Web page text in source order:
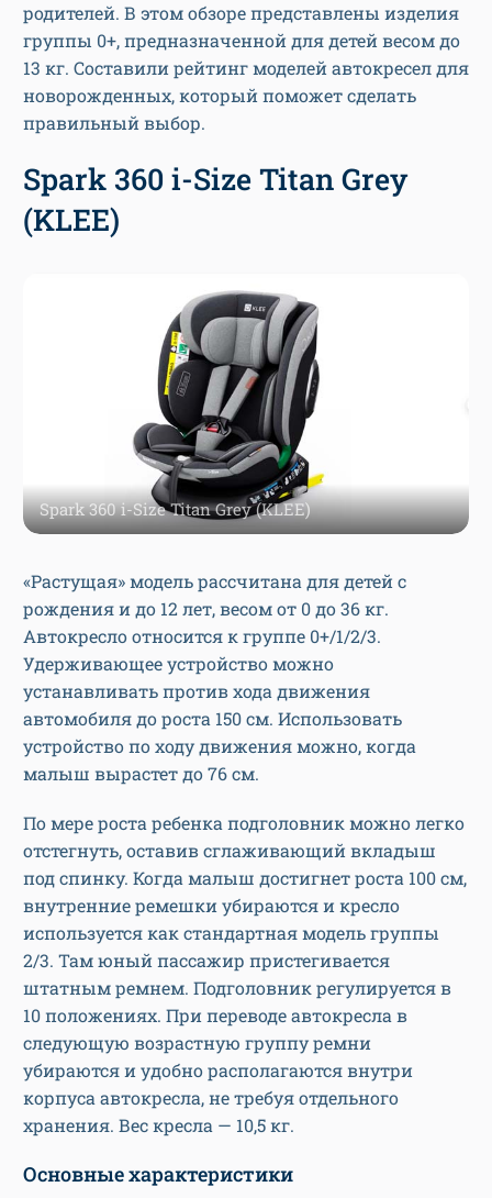
родителей. В этом обзоре представлены изделия
группы 0+, предназначенной для детей весом до
13 кг. Составили рейтинг моделей автокресел для
новорожденных, который поможет сделать
правильный выбор.
Spark 360 i-Size Titan Grey
(KLEE)
Spark 360 i-Size Titan Grey (KLEE)
«Растущая» модель рассчитана для детей с
рождения и до 12 лет, весом от 0 до 36 кг.
Автокресло относится к группе 0+/1/2/3.
Удерживающее устройство можно
устанавливать против хода движения
автомобиля до роста 150 см. Использовать
устройство по ходу движения можно, когда
малыш вырастет до 76 см.
По мере роста ребенка подголовник можно легко
отстегнуть, оставив сглаживающий вкладыш
под спинку. Когда малыш достигнет роста 100 см,
внутренние ремешки убираются и кресло
используется как стандартная модель группы
2/3. Там юный пассажир пристегивается
штатным ремнем. Подголовник регулируется в
10 положениях. При переводе автокресла в
следующую возрастную группу ремни
убираются и удобно располагаются внутри
корпуса автокресла, не требуя отдельного
хранения. Вес кресла — 10,5 кг.
Основные характеристики